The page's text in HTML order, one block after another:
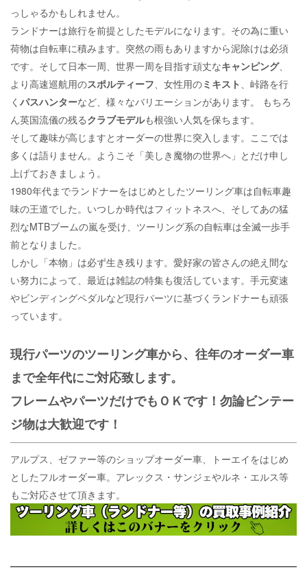
っしゃるかもしれません。
ランドナーは旅行を前提としたモデルになります。その為に重い
荷物は自転車に積みます。突然の雨もありますから泥除けは必須
です。そして日本一周、世界一周を目指す頑丈なキャンピング、
より高速巡航用のスポルティーフ 、女性用のミキスト
、峠路を行
く パスハンターなど、様々なバリエーションがあります。 もちろ
ん英国流儀の残るクラブモデルも根強い人気を保ちます。
そして趣味が高じますとオーダーの世界に突入します。ここでは
多くは語りません。ようこそ「美しき魔物の世界へ」とだけ申し
上げておきましょう。
1980年代までランドナーをはじめとしたツーリング車は自転車趣
味の王道でした。いつしか時代はフィットネスへ、そしてあの猛
烈なMTBブームの嵐を受け、ツーリング系の自転車は全滅一歩手
前となりました。
しかし「本物」は必ず生き残ります。愛好家の皆さんの絶え間な
い努力によって、最近は雑誌の特集も復活しています。手元変速
やビンディングペダルなど現行パーツに基づくランドナーも頑張
っています。
現行パーツのツーリング車から、往年のオーダー車
まで全年代にご対応致します。
フレームやパーツだけでもＯＫです！勿論ビンテー
ジ物は大歓迎です！
アルプス、ゼファー等のショップオーダー車、トーエイをはじめ
としたフルオーダー車。アレックス・サンジェやルネ・エルス等
もご対応させて頂きます。